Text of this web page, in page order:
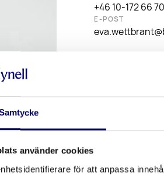
använder cookies
för att anpassa
+46 10-172 66 70
E-POST